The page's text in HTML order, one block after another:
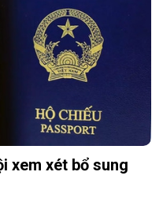
xem xét bổ sung